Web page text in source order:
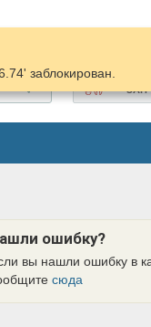
заблокирован.
ошибку?
вы нашли ошибку в
сюда